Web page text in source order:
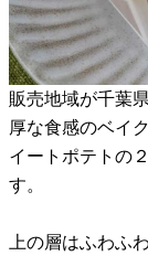
販売地域が千葉
厚な食感のベイ
イートポテトの
す。
上の層はふわふ